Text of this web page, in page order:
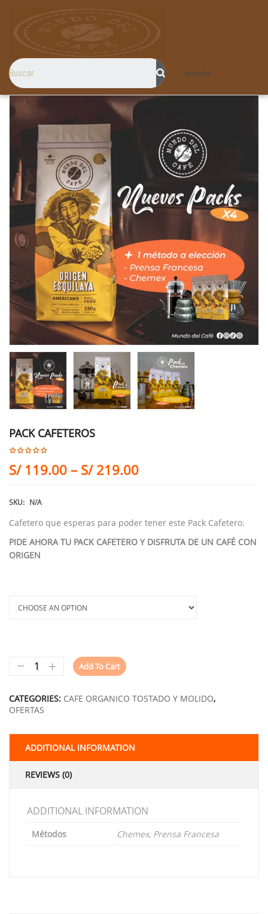
Acceder
PACK CAFETEROS
S/119.00 – S/219.00
SKU: N/A
Cafetero que esperas para poder tener este Pack Cafetero.
PIDE AHORA TU PACK CAFETERO Y DISFRUTA DE UN CAFÉ CON
ORIGEN
Add To Cart
CATEGORIES: CAFE ORGANICO TOSTADO Y MOLIDO,
OFERTAS
ADDITIONAL INFORMATION
REVIEWS (0)
ADDITIONAL INFORMATION
Métodos Chemex, Prensa Francesa